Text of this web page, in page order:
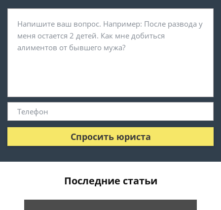
Спросить юриста
Последние статьи